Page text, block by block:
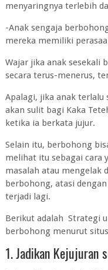
menyaringnya terlebih
-Anak sengaja
mereka memiliki
Wajar jika anak sesekali
secara terus-menerus,
Apalagi, jika anak
akan sulit bagi Kaka
ketika ia berkata jujur.
Selain itu, berbohong
melihat itu sebagai cara
masalah atau mengelak
berbohong, atasi
terjadi lagi.
Berikut adalah Strategi
berbohong menurut situs
1. Jadikan Kejujuran